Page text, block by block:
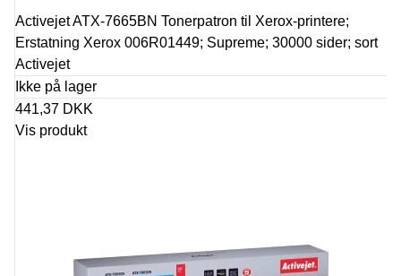
Activejet ATX-7665BN Tonerpatron til Xerox-printere;
Erstatning Xerox 006R01449; Supreme; 30000 sider; sort
Activejet
Ikke på lager
441,37 DKK
Vis produkt